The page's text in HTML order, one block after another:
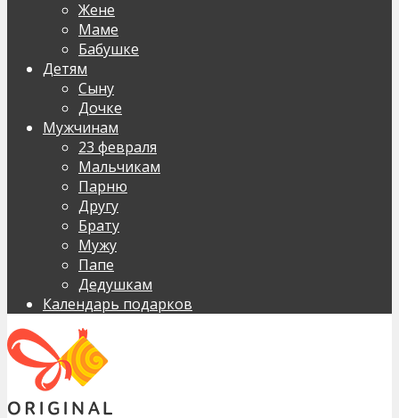
Жене
Маме
Бабушке
Детям
Сыну
Дочке
Мужчинам
23 февраля
Мальчикам
Парню
Другу
Брату
Мужу
Папе
Дедушкам
Календарь подарков